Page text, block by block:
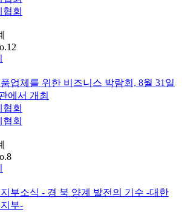
회
업체를 위한 비즈니스 박람회, 8월 31일
에서 개최
회
회
부소식 - 경 북 양계 발전의 기수 -대한
부-